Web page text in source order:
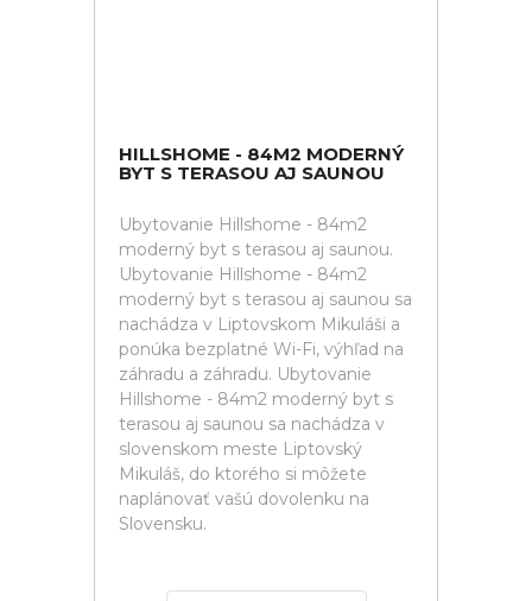
HILLSHOME - 84M2 MODERNÝ
BYT S TERASOU AJ SAUNOU
Ubytovanie Hillshome - 84m2
moderný byt s terasou aj saunou.
Ubytovanie Hillshome - 84m2
moderný byt s terasou aj saunou sa
nachádza v Liptovskom Mikuláši a
ponúka bezplatné Wi-Fi, výhľad na
záhradu a záhradu. Ubytovanie
Hillshome - 84m2 moderný byt s
terasou aj saunou sa nachádza v
slovenskom meste Liptovský
Mikuláš, do ktorého si môžete
naplánovať vašú dovolenku na
Slovensku.